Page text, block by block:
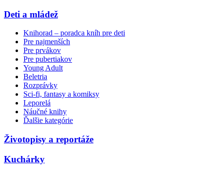
Deti a mládež
Knihorad – poradca kníh pre deti
Pre najmenších
Pre prvákov
Pre pubertiakov
Young Adult
Beletria
Rozprávky
Sci-fi, fantasy a komiksy
Leporelá
Náučné knihy
Ďalšie kategórie
Životopisy a reportáže
Kuchárky